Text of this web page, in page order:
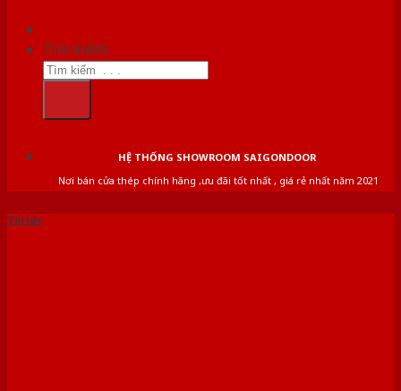
Tìm kiếm:
HỆ THỐNG SHOWROOM SAIGONDOOR
Nơi bán cửa thép chính hãng ,ưu đãi tốt nhất , giá rẻ nhất năm 2021
Tin tức